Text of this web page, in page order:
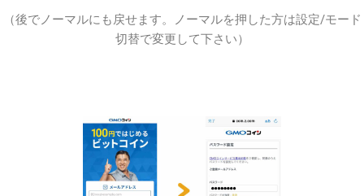
（後でノーマルにも戻せます。ノーマルを押した方は設定/モード
切替で変更して下さい）